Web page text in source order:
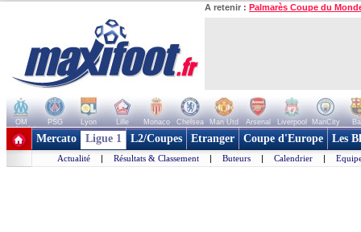
A retenir : Palmarès Coupe du
OM PSG Lyon Lille Monaco Chelsea Man Utd Arsenal Liverpool ManCity
+ de clubs
Mercato Ligue 1 L2/Coupes Etranger Coupe d'Europe Les
Actualité | Résultats & Classement | Buteurs | Calendrier |